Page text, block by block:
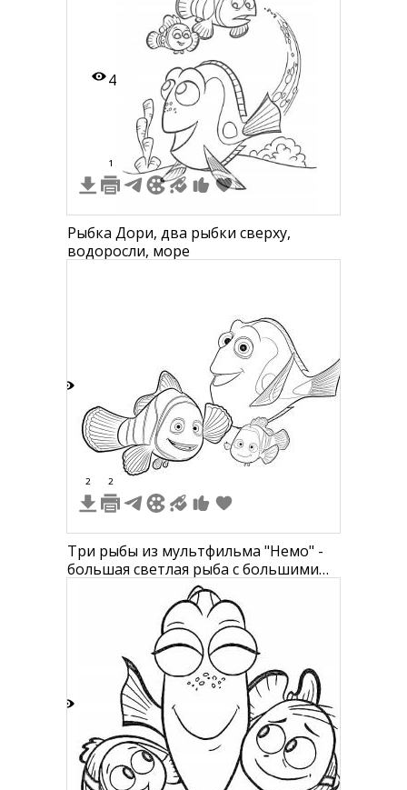
4
1
Рыбка Дори, два рыбки сверху,
водоросли, море
2 2
Три рыбы из мультфильма "Немо" -
большая светлая рыба с большими
глазами и улыбкой, полосатая рыба с
полосами и улыбающимся ротиком,
маленькая полосатая рыба-малыш